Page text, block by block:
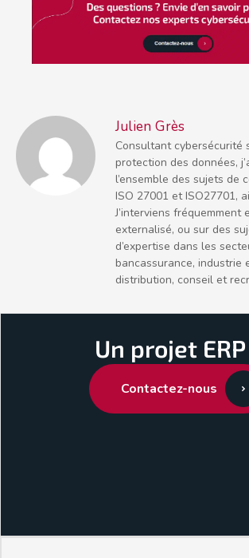
Julien Grès
Consultant cybersécurité
protection des données,
l’ensemble des sujets de
ISO 27001 et ISO27701,
J’interviens fréquemment
externalisé, ou sur des
d’expertise dans les
bancassurance, industrie
distribution, conseil et
Un projet ERP
Contactez-nous